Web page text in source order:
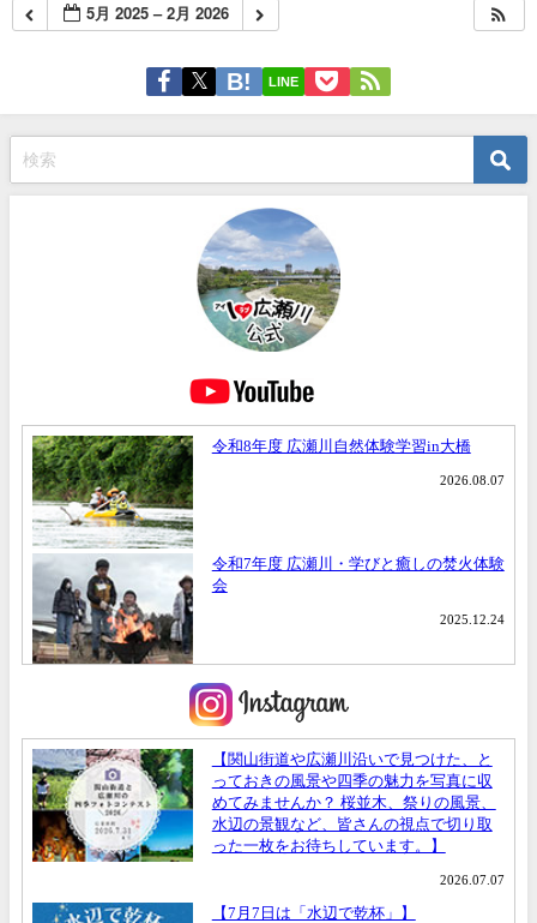
5月 2025 – 2月 2026
LINE